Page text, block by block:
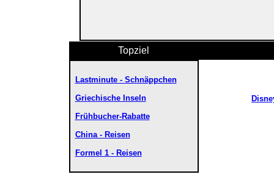
Topziel
Lastminute - Schnäppchen
Griechische Inseln
Frühbucher-Rabatte
China - Reisen
Formel 1 - Reisen